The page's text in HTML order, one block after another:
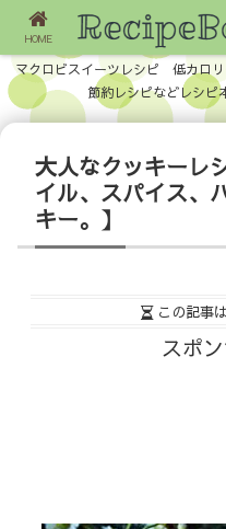
マクロビスイーツレシピ 低カロ
節約レシピなどレシピ
大人なクッキーレ
イル、スパイス、
キー。】
この記事は
スポ
HOME